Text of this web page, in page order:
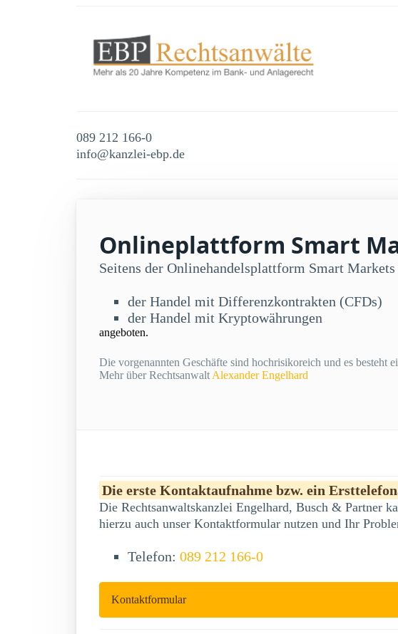
089 212 166-0
info@kanzlei-ebp.de
Onlineplattform Smart
Seitens der Onlinehandelsplattform Smart
der Handel mit Differenzkontrakten (CFDs)
der Handel mit Kryptowährungen
angeboten.
Die vorgenannten Geschäfte sind hochrisikoreich und es besteht
Mehr über Rechtsanwalt Alexander Engelhard
Die erste Kontaktaufnahme bzw. ein
Die Rechtsanwaltskanzlei Engelhard, Busch & Partner
hierzu auch unser Kontaktformular nutzen und Ihr
Telefon: 089 212 166-0
Kontaktformular